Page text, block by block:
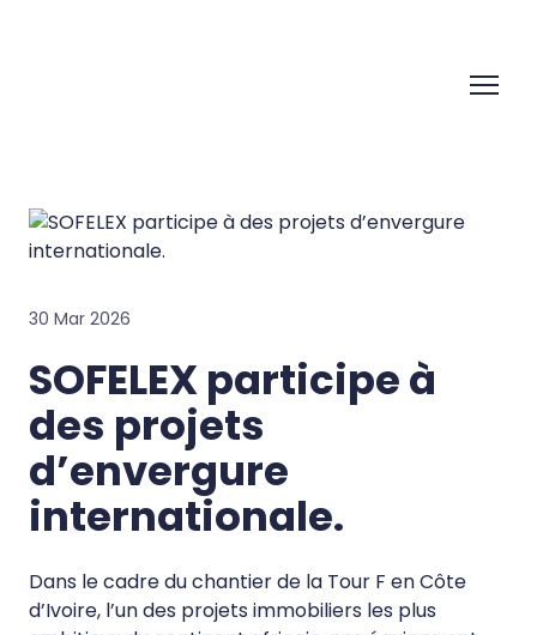
30 Mar 2026
SOFELEX participe à
des projets
d’envergure
internationale.
Dans le cadre du chantier de la Tour F en Côte
d’Ivoire, l’un des projets immobiliers les plus